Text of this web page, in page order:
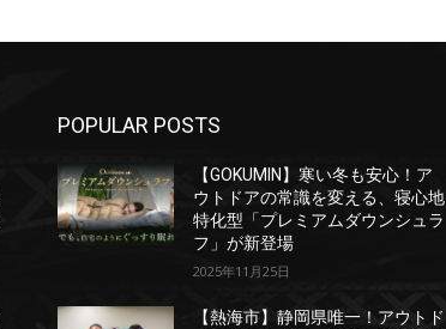
POPULAR POSTS
【GOKUMIN】寒い冬も安心！ア
ウトドアの常識を変える、寝心地
特化型「プレミアムダウンシュラ
フ」が新登場
2025年11月25日
【熱海市】静岡県唯一！アウトド